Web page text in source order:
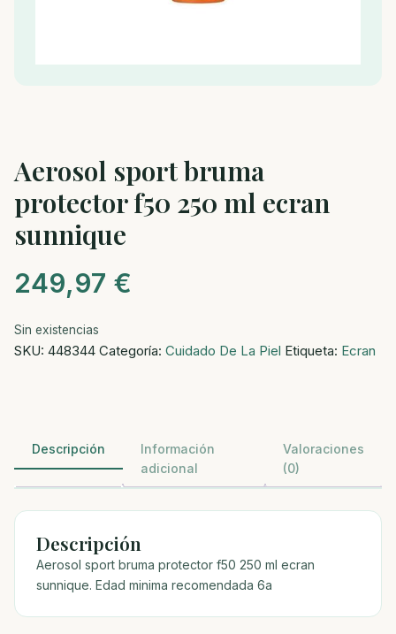
Aerosol sport bruma
protector f50 250 ml ecran
sunnique
249,97 €
Sin existencias
SKU: 448344 Categoría: Cuidado De La Piel Etiqueta: Ecran
Descripción
Información
adicional
Valoraciones
(0)
Descripción
Aerosol sport bruma protector f50 250 ml ecran
sunnique. Edad minima recomendada 6a